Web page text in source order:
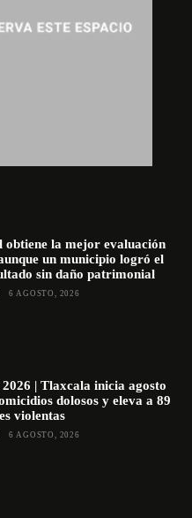
obtiene la mejor evaluación
un municipio logró el
sin daño patrimonial
6 AGOSTO, 2026
| Tlaxcala inicia agosto
dolosos y eleva a 89
violentas
6 AGOSTO, 2026